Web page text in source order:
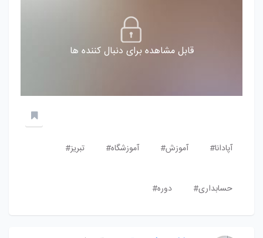
قابل مشاهده برای دنبال کننده ها
آپادانا# آموزش# آموزشگاه# تبریز#
حسابداری# دوره#